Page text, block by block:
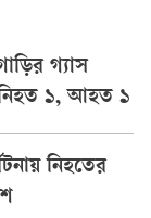
গ্যাস
নিহত ১, আহত ১
নিহতের